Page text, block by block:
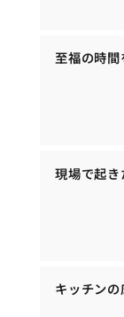
至福の時
現場で起
キッチン